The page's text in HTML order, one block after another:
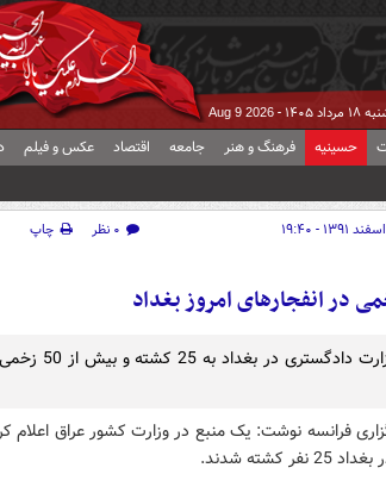
۱۴۰۵ - Aug 9 2026
حسینیه فرهنگ و هنر جامعه اقتصاد عکس و فیلم
۰ نظر
چاپ
آمار تلفات سه انفجار امروز نزدیک وزارت دادگستری در بغداد به 25 کشته و بیش از 50 زخمی
فرانسه نوشت: یک منبع در وزارت کشور عراق اعلام
شدند.